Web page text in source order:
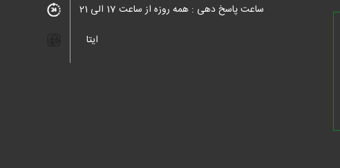
ساعت پاسخ دهی : همه روزه از ساعت 17 الی 21
ایتا